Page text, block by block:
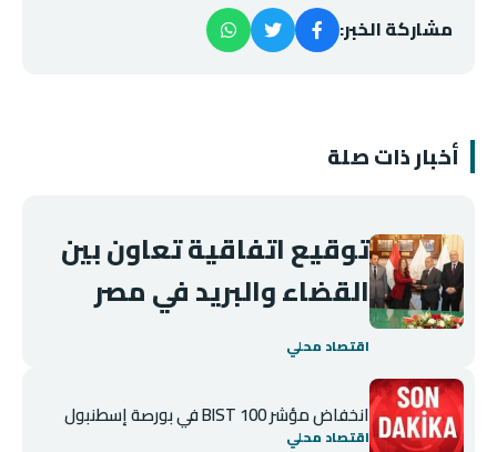
مشاركة الخبر:
أخبار ذات صلة
توقيع اتفاقية تعاون بين
القضاء والبريد في مصر
اقتصاد محلي
انخفاض مؤشر BIST 100 في بورصة إسطنبول
اقتصاد محلي